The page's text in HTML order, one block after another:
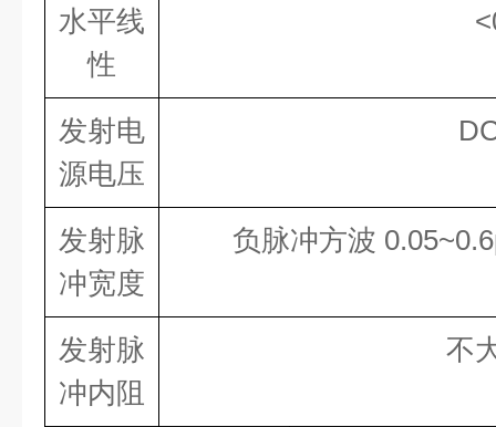
水平线
性
发射电
源电压
发射脉
冲宽度
负脉冲方波
发射脉
冲内阻
不